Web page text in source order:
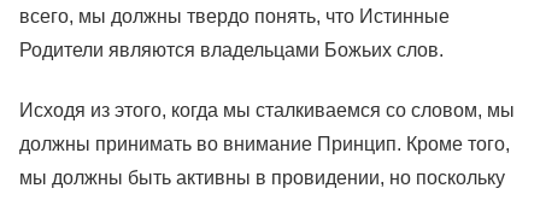
всего, мы должны твердо понять, что Истинные
Родители являются владельцами Божьих слов.
Исходя из этого, когда мы сталкиваемся со словом, мы
должны принимать во внимание Принцип. Кроме того,
мы должны быть активны в провидении, но поскольку